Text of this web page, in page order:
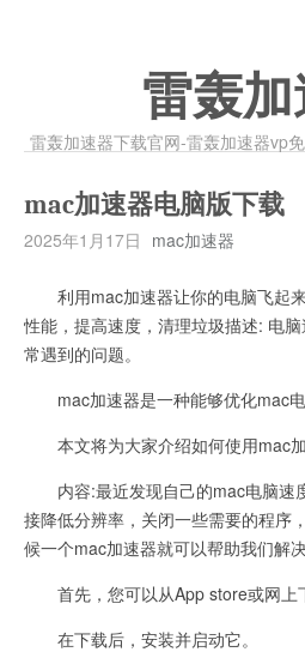
雷轰
雷轰加速器下载官网-雷轰加速器vp
mac加速器电脑版下载
2025年1月17日 mac加速器
利用mac加速器让你的电脑飞起
性能，提高速度，清理垃圾描述: 电
常遇到的问题。
mac加速器是一种能够优化mac电
本文将为大家介绍如何使用mac加
内容:最近发现自己的mac电脑速
接降低分辨率，关闭一些需要的程序
候一个mac加速器就可以帮助我们解决
首先，您可以从App store或网上
在下载后，安装并启动它。